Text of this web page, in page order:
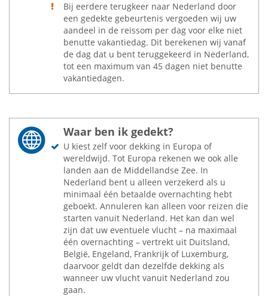
Bij eerdere terugkeer naar Nederland door
een gedekte gebeurtenis vergoeden wij uw
aandeel in de reissom per dag voor elke niet
benutte vakantiedag. Dit berekenen wij vanaf
de dag dat u bent teruggekeerd in Nederland,
tot een maximum van 45 dagen niet benutte
vakantiedagen.
Waar ben ik gedekt?
U kiest zelf voor dekking in Europa of
wereldwijd. Tot Europa rekenen we ook alle
landen aan de Middellandse Zee. In
Nederland bent u alleen verzekerd als u
minimaal één betaalde overnachting hebt
geboekt. Annuleren kan alleen voor reizen die
starten vanuit Nederland. Het kan dan wel
zijn dat uw eventuele vlucht – na maximaal
één overnachting – vertrekt uit Duitsland,
België, Engeland, Frankrijk of Luxemburg,
daarvoor geldt dan dezelfde dekking als
wanneer uw vlucht vanuit Nederland zou
gaan.